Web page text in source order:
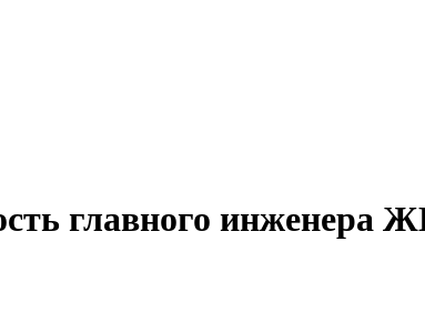
главного инженера